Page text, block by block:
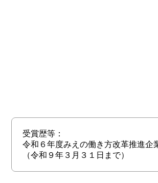
受賞歴等：
令和６年度みえの働き方改革推進企
（令和９年３月３１日まで）